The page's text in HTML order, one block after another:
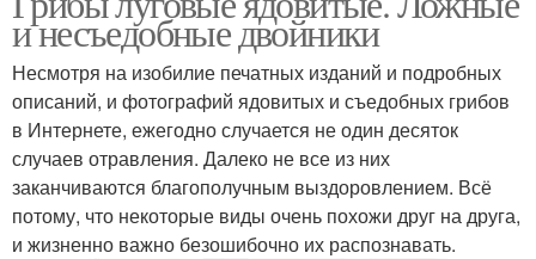
и несъедобные двойники
Несмотря на изобилие печатных изданий и подробных
описаний, и фотографий ядовитых и съедобных грибов
в Интернете, ежегодно случается не один десяток
случаев отравления. Далеко не все из них
заканчиваются благополучным выздоровлением. Всё
потому, что некоторые виды очень похожи друг на друга,
и жизненно важно безошибочно их распознавать.